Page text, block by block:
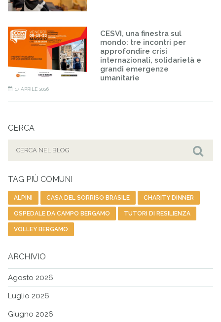
CESVI, una finestra sul
mondo: tre incontri per
approfondire crisi
internazionali, solidarietà e
grandi emergenze
umanitarie
17 APRILE 2026
CERCA
TAG PIÙ COMUNI
ALPINI CASA DEL SORRISO BRASILE CHARITY DINNER
OSPEDALE DA CAMPO BERGAMO TUTORI DI RESILIENZA
VOLLEY BERGAMO
ARCHIVIO
Agosto 2026
Luglio 2026
Giugno 2026